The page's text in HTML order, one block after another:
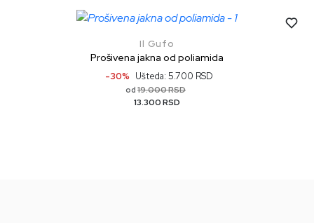
Il Gufo
Prošivena jakna od poliamida
-30% Ušteda: 5.700 RSD
od 19.000 RSD
13.300 RSD